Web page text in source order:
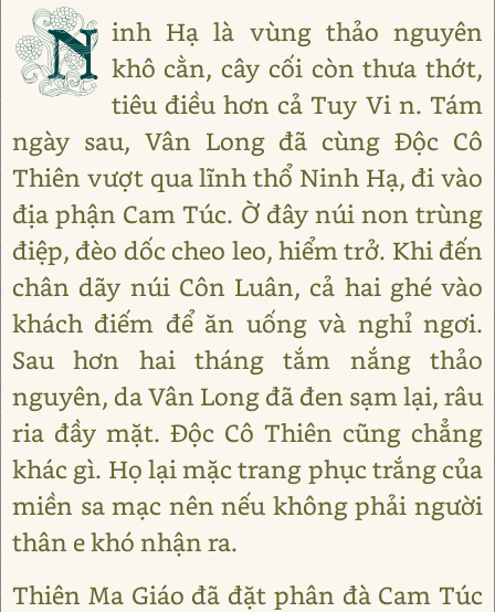
N inh Hạ là vùng thảo nguyên
khô cằn, cây cối còn thưa thớt,
tiêu điều hơn cả Tuy Vi n. Tám
ngày sau, Vân Long đã cùng Độc Cô
Thiên vượt qua lĩnh thổ Ninh Hạ, đi vào
địa phận Cam Túc. Ờ đây núi non trùng
điệp, đèo dốc cheo leo, hiểm trở. Khi đến
chân dãy núi Côn Luân, cả hai ghé vào
khách điếm để ăn uống và nghỉ ngơi.
Sau hơn hai tháng tắm nắng thảo
nguyên, da Vân Long đã đen sạm lại, râu
ria đầy mặt. Độc Cô Thiên cũng chẳng
khác gì. Họ lại mặc trang phục trắng của
miền sa mạc nên nếu không phải người
thân e khó nhận ra.
Thiên Ma Giáo đã đặt phân đà Cam Túc